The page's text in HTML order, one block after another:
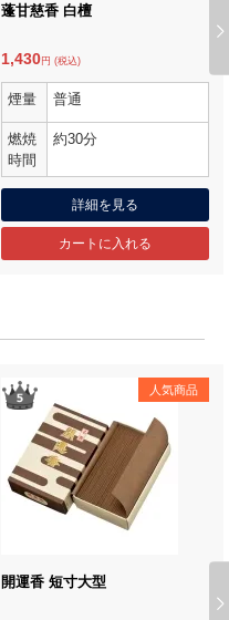
蓬甘慈香 白檀
1,430円 (税込)
煙量 普通
燃焼
時間
約30分
詳細を見る
人気商品
開運香 短寸大型